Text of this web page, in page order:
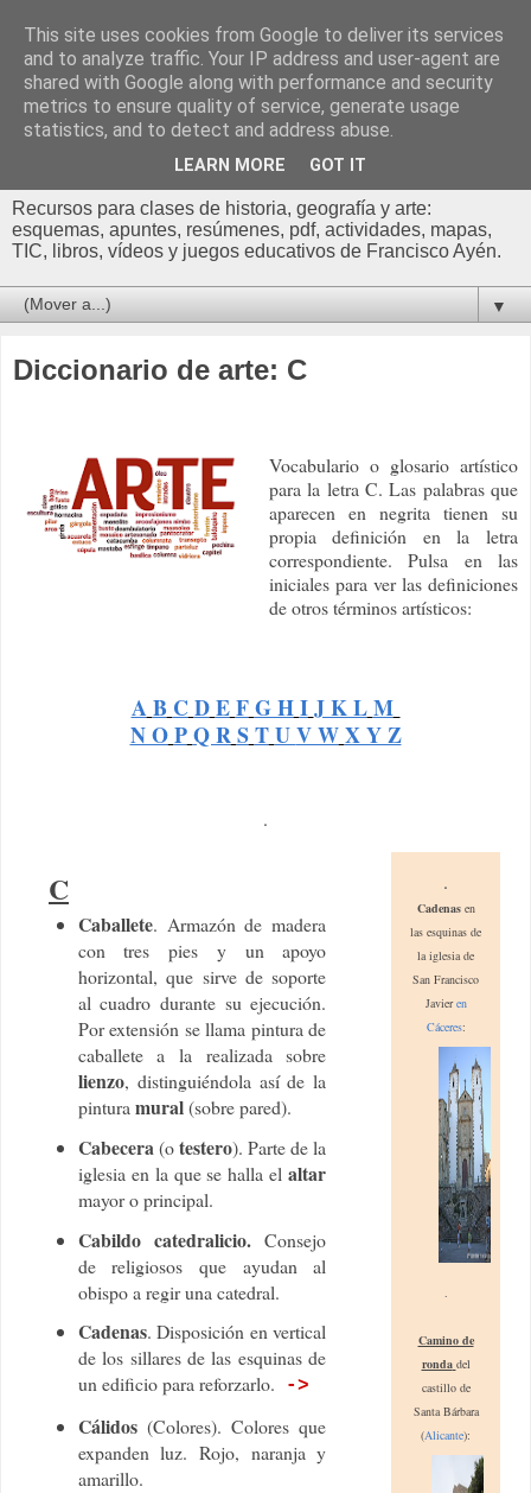
Profesor Francisco |
Recursos de Geografía,
Historia y Arte
Recursos para clases de historia, geografía y arte:
esquemas, apuntes, resúmenes, pdf, actividades, mapas,
TIC, libros, vídeos y juegos educativos de Francisco Ayén.
▼
Diccionario de arte: C
Vocabulario o glosario artístico
para la letra C. Las palabras que
aparecen en negrita tienen su
propia definición en la letra
correspondiente. Pulsa en las
iniciales para ver las definiciones
de otros términos artísticos:
A B C D E F G H I J K L M
N O P Q R S T UV W X Y Z
.
C
Caballete. Armazón de madera
con tres pies y un apoyo
horizontal, que sirve de soporte
al cuadro durante su ejecución.
Por extensión se llama pintura de
caballete a la realizada sobre
lienzo, distinguiéndola así de la
pintura mural(sobre pared).
Cabecera(otestero). Parte de la
iglesia en la que se halla elaltar
mayor o principal.
Cabildo catedralicio. Consejo
de religiosos que ayudan al
obispo a regir una catedral.
Cadenas. Disposición en vertical
de los sillares de las esquinas de
un edificio para reforzarlo.
->
Cálidos (Colores). Colores que
expanden luz. Rojo, naranja y
amarillo.
.
Cadenas en
las esquinas de
la iglesia de
San Francisco
Javieren
Cáceres:
.
Camino de
ronda del
castillo de
Santa Bárbara
(Alicante):
This site uses cookies from Google to deliver its services
and to analyze traffic. Your IP address and user-agent are
shared with Google along with performance and security
metrics to ensure quality of service, generate usage
statistics, and to detect and address abuse.
LEARN MORE GOT IT